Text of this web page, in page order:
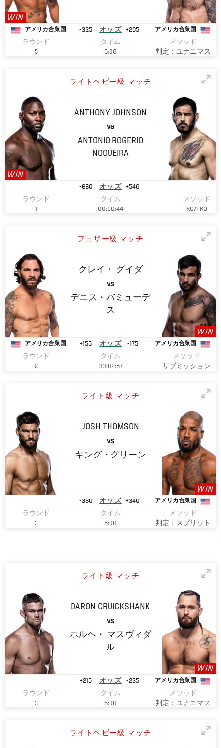
WIN
アメリカ合衆国 -325 オッズ +295 アメリカ合衆国
ラウンド
5
タイム
5:00
メソッド
判定：ユナニマス
ライトヘビー級 マッチ
WIN
ANTHONY JOHNSON
VS
ANTONIO ROGERIO
NOGUEIRA
-660 オッズ
+540
ラウンド
1
タイム
00:00:44
メソッド
KO/TKO
フェザー級 マッチ
クレイ・ グイダ
VS
デニス・バミューデ
ス
WIN
アメリカ合衆国 +155 オッズ -175 アメリカ合衆国
ラウンド
2
タイム
00:02:57
メソッド
サブミッション
ライト級 マッチ
JOSH THOMSON
VS
キング・グリーン
WIN
-380 オッズ +340 アメリカ合衆国
ラウンド
3
タイム
5:00
メソッド
判定：スプリット
ライト級 マッチ
DARON CRUICKSHANK
VS
ホルヘ・
マスヴィダ
ル
WIN
+215 オッズ -235 アメリカ合衆国
ラウンド
3
タイム
5:00
メソッド
判定：ユナニマス
ライトヘビー級 マッチ